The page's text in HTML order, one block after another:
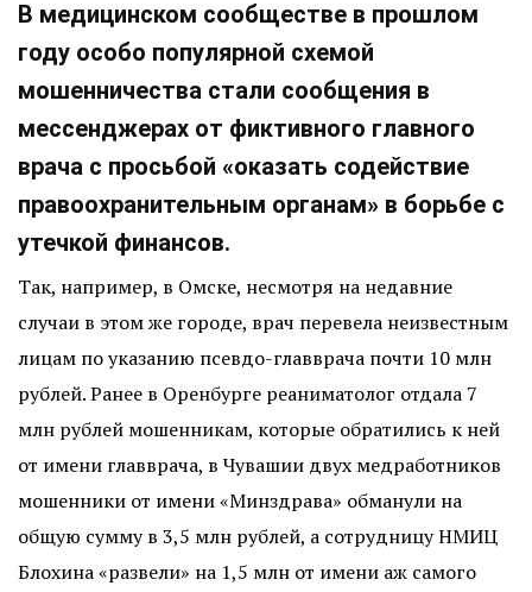
В медицинском сообществе в прошлом
году особо популярной схемой
мошенничества стали сообщения в
мессенджерах от фиктивного главного
врача с просьбой «оказать содействие
правоохранительным органам» в борьбе с
утечкой финансов.
Так, например, в Омске, несмотря на недавние
случаи в этом же городе, врач перевела неизвестным
лицам по указанию псевдо-главврача почти 10 млн
рублей. Ранее в Оренбурге реаниматолог отдала 7
млн рублей мошенникам, которые обратились к ней
от имени главврача, в Чувашии двух медработников
мошенники от имени «Минздрава» обманули на
общую сумму в 3,5 млн рублей, а сотрудницу НМИЦ
Блохина «развели» на 1,5 млн от имени аж самого